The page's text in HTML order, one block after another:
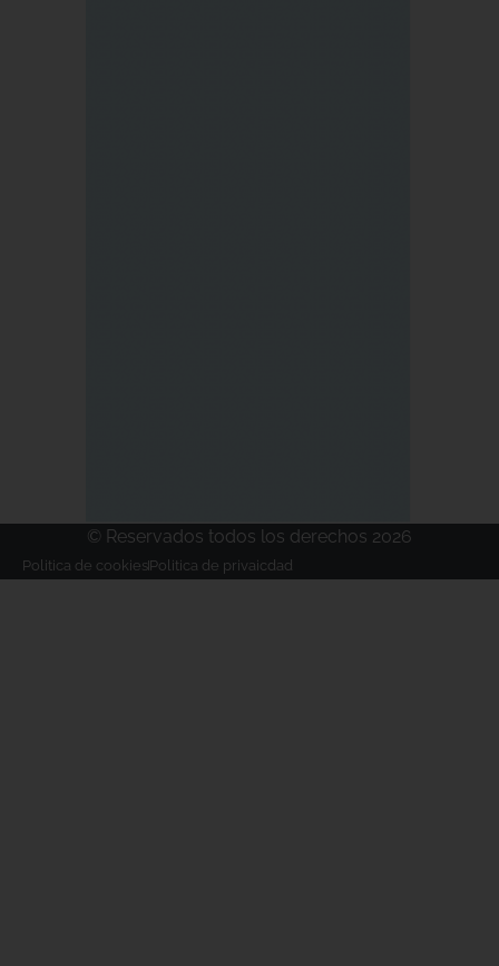
© Reservados todos los derechos 2026
Politica de cookiesPolitica de privaicdad